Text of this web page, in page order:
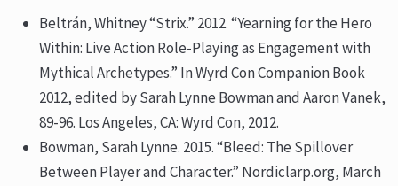
Beltrán, Whitney “Strix.” 2012. “Yearning for the Hero
Within: Live Action Role-Playing as Engagement with
Mythical Archetypes.” In Wyrd Con Companion Book
2012, edited by Sarah Lynne Bowman and Aaron Vanek,
89-96. Los Angeles, CA: Wyrd Con, 2012.
Bowman, Sarah Lynne. 2015. “Bleed: The Spillover
Between Player and Character.” Nordiclarp.org, March